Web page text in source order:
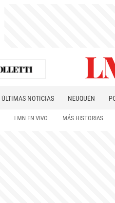
ÚLTIMAS NOTICIAS NEUQUÉN
LMN EN VIVO MÁS HISTORIAS